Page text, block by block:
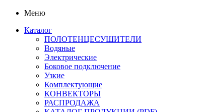
Меню
Каталог
ПОЛОТЕНЦЕСУШИТЕЛИ
Водяные
Электрические
Боковое подключение
Узкие
Комплектующие
КОНВЕКТОРЫ
РАСПРОДАЖА